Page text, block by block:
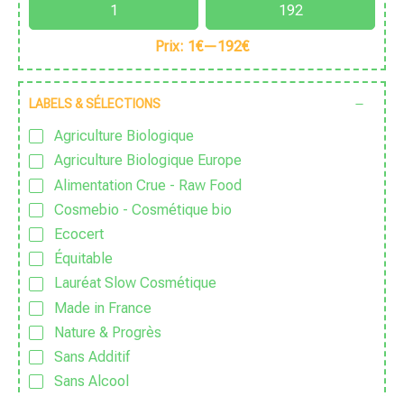
Prix: 1€—192€
LABELS & SÉLECTIONS
Agriculture Biologique
Agriculture Biologique Europe
Alimentation Crue - Raw Food
Cosmebio - Cosmétique bio
Ecocert
Équitable
Lauréat Slow Cosmétique
Made in France
Nature & Progrès
Sans Additif
Sans Alcool